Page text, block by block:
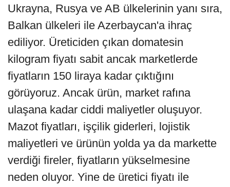
Ukrayna, Rusya ve AB ülkelerinin yanı sıra,
Balkan ülkeleri ile Azerbaycan'a ihraç
ediliyor. Üreticiden çıkan domatesin
kilogram fiyatı sabit ancak marketlerde
fiyatların 150 liraya kadar çıktığını
görüyoruz. Ancak ürün, market rafına
ulaşana kadar ciddi maliyetler oluşuyor.
Mazot fiyatları, işçilik giderleri, lojistik
maliyetleri ve ürünün yolda ya da markette
verdiği fireler, fiyatların yükselmesine
neden oluyor. Yine de üretici fiyatı ile